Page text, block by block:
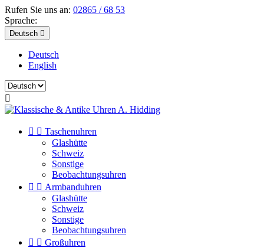
Rufen Sie uns an: 02865 / 68 53
Sprache:
Deutsch 
Deutsch
English

  Taschenuhren
Glashütte
Schweiz
Sonstige
Beobachtungsuhren
  Armbanduhren
Glashütte
Schweiz
Sonstige
Beobachtungsuhren
  Großuhren